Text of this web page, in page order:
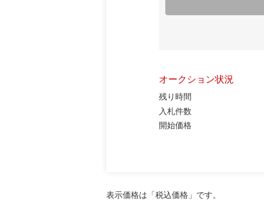
オークション状況
残り時間
入札件数
開始価格
表示価格は「税込価格」です。